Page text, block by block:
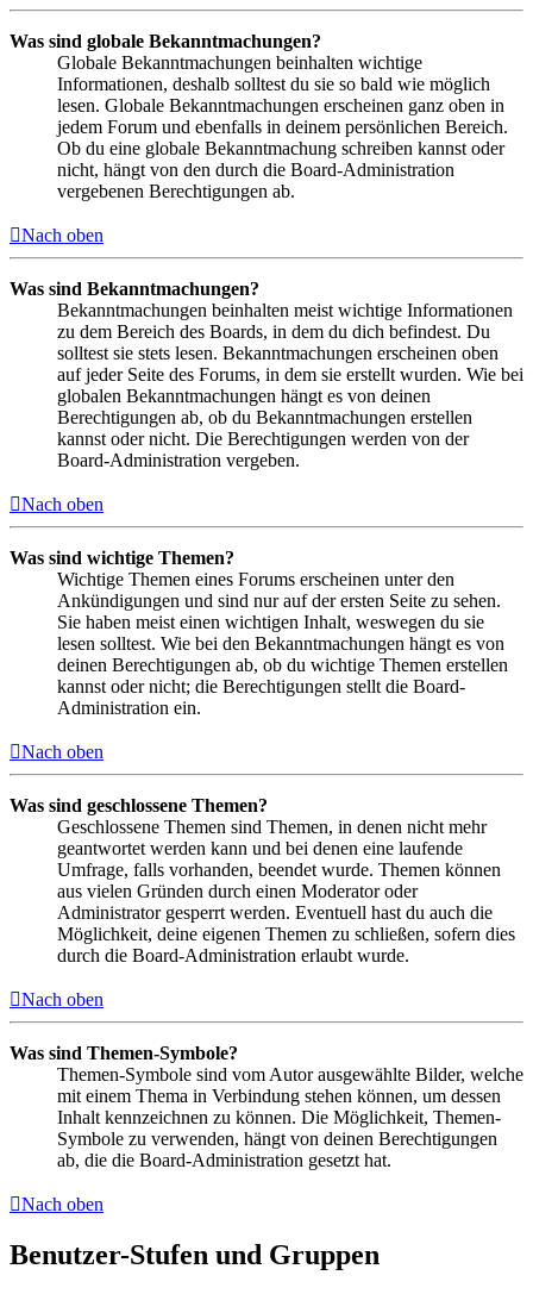
Was sind globale Bekanntmachungen?
Globale Bekanntmachungen beinhalten wichtige
Informationen, deshalb solltest du sie so bald wie möglich
lesen. Globale Bekanntmachungen erscheinen ganz oben in
jedem Forum und ebenfalls in deinem persönlichen Bereich.
Ob du eine globale Bekanntmachung schreiben kannst oder
nicht, hängt von den durch die Board-Administration
vergebenen Berechtigungen ab.
Nach oben
Was sind Bekanntmachungen?
Bekanntmachungen beinhalten meist wichtige Informationen
zu dem Bereich des Boards, in dem du dich befindest. Du
solltest sie stets lesen. Bekanntmachungen erscheinen oben
auf jeder Seite des Forums, in dem sie erstellt wurden. Wie bei
globalen Bekanntmachungen hängt es von deinen
Berechtigungen ab, ob du Bekanntmachungen erstellen
kannst oder nicht. Die Berechtigungen werden von der
Board-Administration vergeben.
Nach oben
Was sind wichtige Themen?
Wichtige Themen eines Forums erscheinen unter den
Ankündigungen und sind nur auf der ersten Seite zu sehen.
Sie haben meist einen wichtigen Inhalt, weswegen du sie
lesen solltest. Wie bei den Bekanntmachungen hängt es von
deinen Berechtigungen ab, ob du wichtige Themen erstellen
kannst oder nicht; die Berechtigungen stellt die Board-
Administration ein.
Nach oben
Was sind geschlossene Themen?
Geschlossene Themen sind Themen, in denen nicht mehr
geantwortet werden kann und bei denen eine laufende
Umfrage, falls vorhanden, beendet wurde. Themen können
aus vielen Gründen durch einen Moderator oder
Administrator gesperrt werden. Eventuell hast du auch die
Möglichkeit, deine eigenen Themen zu schließen, sofern dies
durch die Board-Administration erlaubt wurde.
Nach oben
Was sind Themen-Symbole?
Themen-Symbole sind vom Autor ausgewählte Bilder, welche
mit einem Thema in Verbindung stehen können, um dessen
Inhalt kennzeichnen zu können. Die Möglichkeit, Themen-
Symbole zu verwenden, hängt von deinen Berechtigungen
ab, die die Board-Administration gesetzt hat.
Nach oben
Benutzer-Stufen und Gruppen